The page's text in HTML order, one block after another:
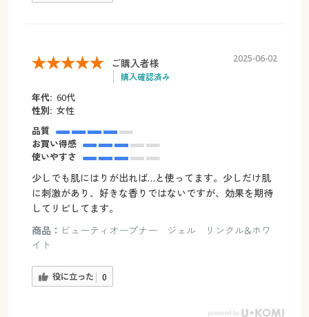
ご購入者様
購入確認済み
2025-06-02
年代: 60代
性別: 女性
品質
お買い得感
使いやすさ
少しでも肌にはりが出れば…と使ってます。少しだけ肌
に刺激があり、好きな香りではないですが、効果を期待
してリピしてます。
商品： ビューティオープナー ジェル リンクル&ホワ
イト
役に立った 0